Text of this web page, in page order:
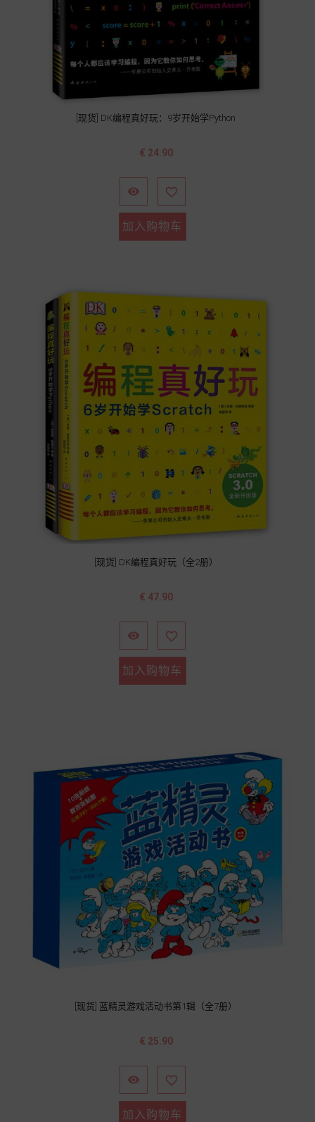
[现货] DK编程真好玩：9岁开始学Python
价
€ 24.90
 
加入购物车
[现货] DK编程真好玩（全2册）
价
€ 47.90
 
加入购物车
[现货] 蓝精灵游戏活动书第1辑（全7册）
价
€ 25.90
 
加入购物车